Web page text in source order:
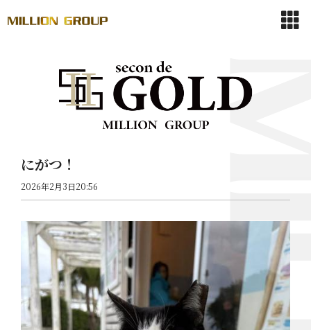
にがつ！
2026年2月3日20:56